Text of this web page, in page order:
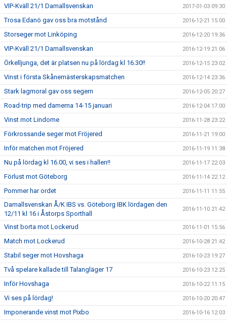
VIP-Kväll 21/1 Damallsvenskan 2017-01-03 09:30
Trosa Edanö gav oss bra motstånd 2016-12-21 15:00
Storseger mot Linköping 2016-12-20 19:36
VIP-Kväll 21/1 Damallsvenskan 2016-12-19 21:06
Örkelljunga, det är platsen nu på lördag kl 16.30!! 2016-12-15 23:02
Vinst i första Skånemästerskapsmatchen 2016-12-14 23:36
Stark lagmoral gav oss segern 2016-12-05 20:27
Road-trip med damerna 14-15 januari 2016-12-04 17:00
Vinst mot Lindome 2016-11-28 23:22
Förkrossande seger mot Fröjered 2016-11-21 19:00
Inför matchen mot Fröjered 2016-11-19 11:38
Nu på lördag kl 16.00, vi ses i hallen!! 2016-11-17 22:03
Förlust mot Göteborg 2016-11-14 22:12
Pommer har ordet 2016-11-11 11:55
Damallsvenskan Å/K IBS vs. Göteborg IBK lördagen den
12/11 kl 16 i Åstorps Sporthall
2016-11-10 21:42
Vinst borta mot Lockerud 2016-11-01 15:56
Match mot Lockerud 2016-10-28 21:42
Stabil seger mot Hovshaga 2016-10-23 19:27
Två spelare kallade till Talangläger 17 2016-10-23 12:25
Inför Hovshaga 2016-10-22 11:15
Vi ses på lördag! 2016-10-20 20:47
Imponerande vinst mot Pixbo 2016-10-16 12:03